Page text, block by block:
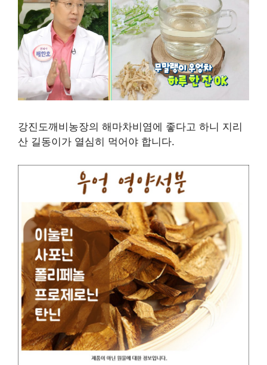
강진도깨비농장의 해마차비염에 좋다고 하니 지리
산 길동이가 열심히 먹어야 합니다.